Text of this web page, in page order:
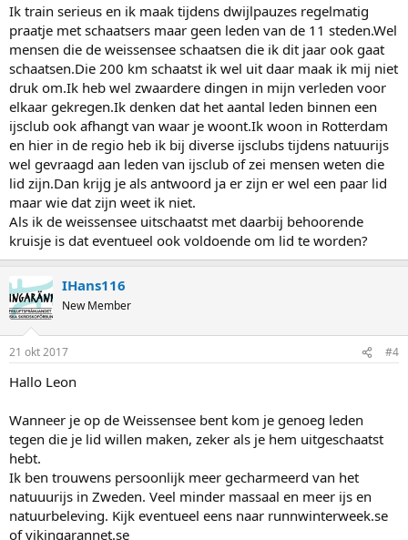
Ik train serieus en ik maak tijdens dwijlpauzes regelmatig
praatje met schaatsers maar geen leden van de 11 steden.Wel
mensen die de weissensee schaatsen die ik dit jaar ook gaat
schaatsen.Die 200 km schaatst ik wel uit daar maak ik mij niet
druk om.Ik heb wel zwaardere dingen in mijn verleden voor
elkaar gekregen.Ik denken dat het aantal leden binnen een
ijsclub ook afhangt van waar je woont.Ik woon in Rotterdam
en hier in de regio heb ik bij diverse ijsclubs tijdens natuurijs
wel gevraagd aan leden van ijsclub of zei mensen weten die
lid zijn.Dan krijg je als antwoord ja er zijn er wel een paar lid
maar wie dat zijn weet ik niet.
Als ik de weissensee uitschaatst met daarbij behoorende
kruisje is dat eventueel ook voldoende om lid te worden?
IHans116
New Member
21 okt 2017 #4
Hallo Leon
Wanneer je op de Weissensee bent kom je genoeg leden
tegen die je lid willen maken, zeker als je hem uitgeschaatst
hebt.
Ik ben trouwens persoonlijk meer gecharmeerd van het
natuuurijs in Zweden. Veel minder massaal en meer ijs en
natuurbeleving. Kijk eventueel eens naar runnwinterweek.se
of vikingarannet.se